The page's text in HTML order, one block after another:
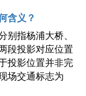
含义？
别指杨浦大桥、
段投影对应位置
投影位置并非完
场交通标志为